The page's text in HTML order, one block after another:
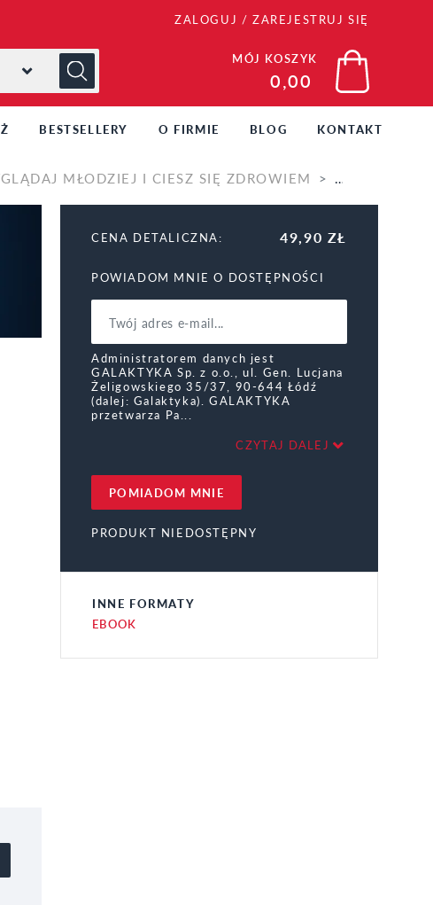
ZALOGUJ / ZAREJESTRUJ SIĘ
MÓJ KOSZYK
0,00
BESTSELLERY O FIRMIE BLOG KONTAKT
MŁODZIEJ I CIESZ SIĘ ZDROWIEM RECENZJE
CENA DETALICZNA: 49,90 ZŁ
POWIADOM MNIE O DOSTĘPNOŚCI
Administratorem danych jest
GALAKTYKA Sp. z o.o., ul. Gen. Lucjana
Żeligowskiego 35/37, 90-644 Łódź
(dalej: Galaktyka). GALAKTYKA
przetwarza Pa
CZYTAJ DALEJ
POMIADOM MNIE
PRODUKT NIEDOSTĘPNY
INNE FORMATY
EBOOK